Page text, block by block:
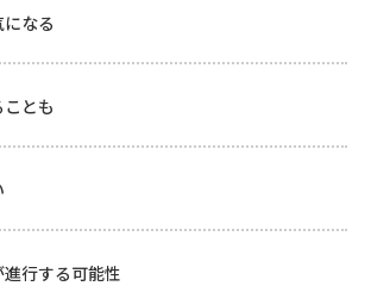
なる
とも
行する可能性